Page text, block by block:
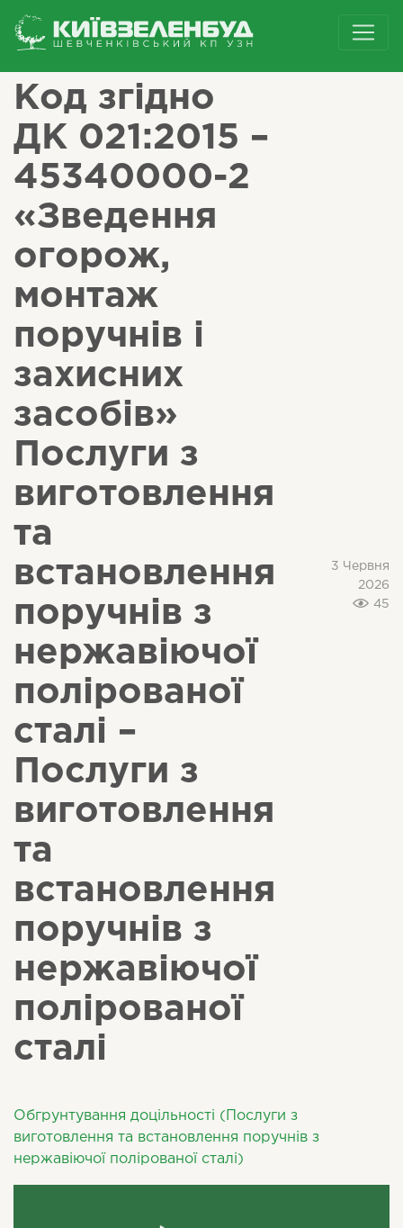
/ Інше
Код згідно
ДК 021:2015 –
45340000-2
«Зведення
огорож,
монтаж
поручнів і
захисних
засобів»
Послуги з
виготовлення
та
встановлення
поручнів з
нержавіючої
полірованої
сталі –
Послуги з
виготовлення
та
встановлення
поручнів з
нержавіючої
полірованої
сталі
3 Червня
2026
45
Обгрунтування доцільності (Послуги з
виготовлення та встановлення поручнів з
нержавіючої полірованої сталі)